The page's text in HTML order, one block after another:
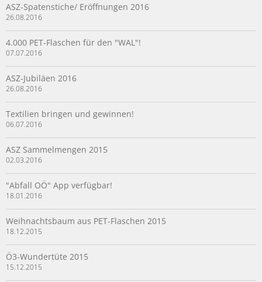
ASZ-Spatenstiche/ Eröffnungen 2016
26.08.2016
4.000 PET-Flaschen für den "WAL"!
07.07.2016
ASZ-Jubiläen 2016
26.08.2016
Textilien bringen und gewinnen!
06.07.2016
ASZ Sammelmengen 2015
02.03.2016
"Abfall OÖ" App verfügbar!
18.01.2016
Weihnachtsbaum aus PET-Flaschen 2015
18.12.2015
Ö3-Wundertüte 2015
15.12.2015